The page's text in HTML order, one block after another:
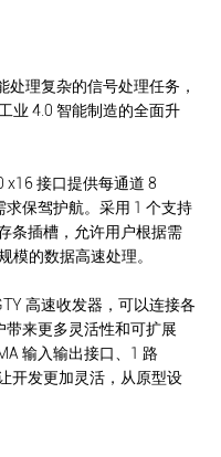
处理复杂的信号处理任务，
业 4.0 智能制造的全面升
x16 接口提供每通道 8
保驾护航。采用 1 个支持
条插槽，允许用户根据需
模的数据高速处理。
高速收发器，可以连接各
带来更多灵活性和可扩展
输入输出接口、1 路
开发更加灵活，从原型设